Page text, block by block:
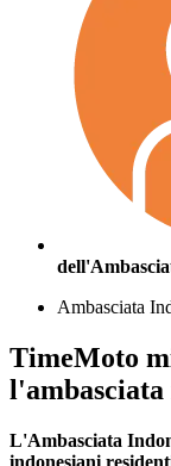
Ambasciata
TimeMoto
l'ambasciata
L'Ambasciata
indonesiani